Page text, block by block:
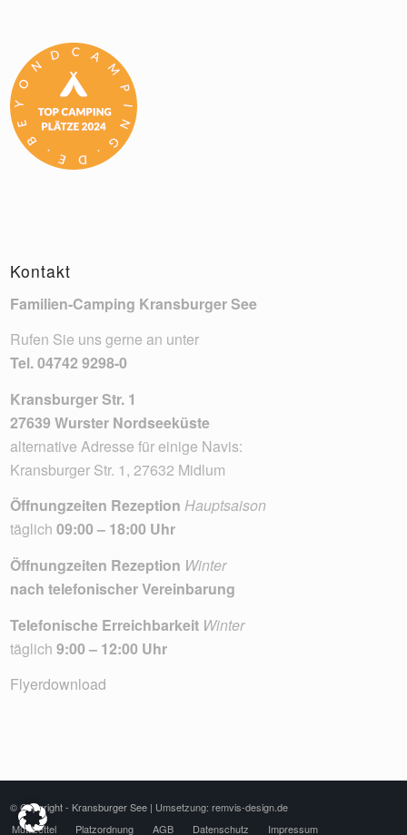
Kontakt
Familien-Camping Kransburger See
Rufen Sie uns gerne an unter
Tel.04742 9298-0
Kransburger Str. 1
27639 Wurster Nordseeküste
alternative Adresse für einige Navis:
Kransburger Str. 1, 27632 Midlum
Öffnungzeiten RezeptionHauptsaison
täglich 09:00 – 18:00 Uhr
Öffnungzeiten Rezeption Winter
nach telefonischer Vereinbarung
Telefonische Erreichbarkeit Winter
täglich 9:00 – 12:00 Uhr
Flyerdownload
© Copyright - Kransburger See | Umsetzung: remvis-design.de
Muttizettel
Platzordnung AGB Datenschutz Impressum